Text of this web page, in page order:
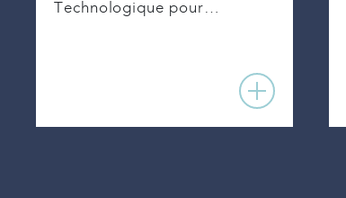
Technologique pour…